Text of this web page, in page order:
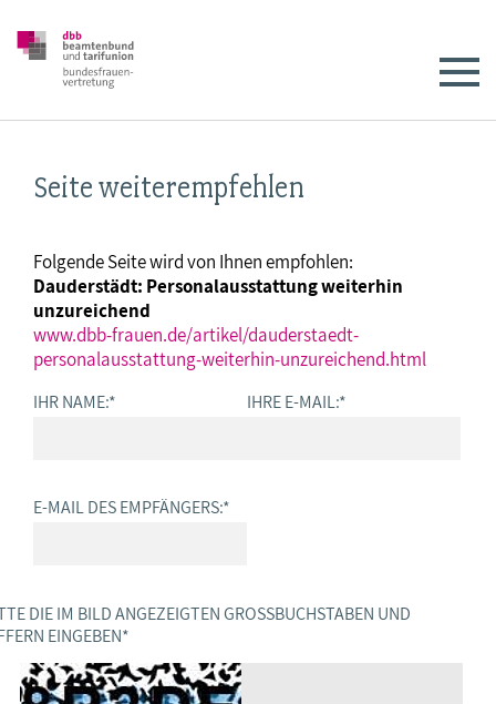
Seite weiterempfehlen
Folgende Seite wird von Ihnen empfohlen:
Dauderstädt: Personalausstattung weiterhin
unzureichend
www.dbb-frauen.de/artikel/dauderstaedt-
personalausstattung-weiterhin-unzureichend.html
IHR NAME:* IHRE E-MAIL:*
E-MAIL DES EMPFÄNGERS:*
DIE IM BILD ANGEZEIGTEN GROSSBUCHSTABEN UND Z
EINGEBEN *